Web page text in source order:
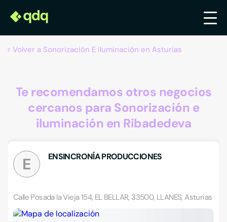
Volver a Sonorización E Iluminación en Asturias
Te recomendamos otros negocios
cercanos para Sonorización e
iluminación en Ribadedeva
E ENSINCRONÍA PRODUCCIONES
Calle Posada la Vieja 154, EL BELLAR, 33500, LLANES, Asturias